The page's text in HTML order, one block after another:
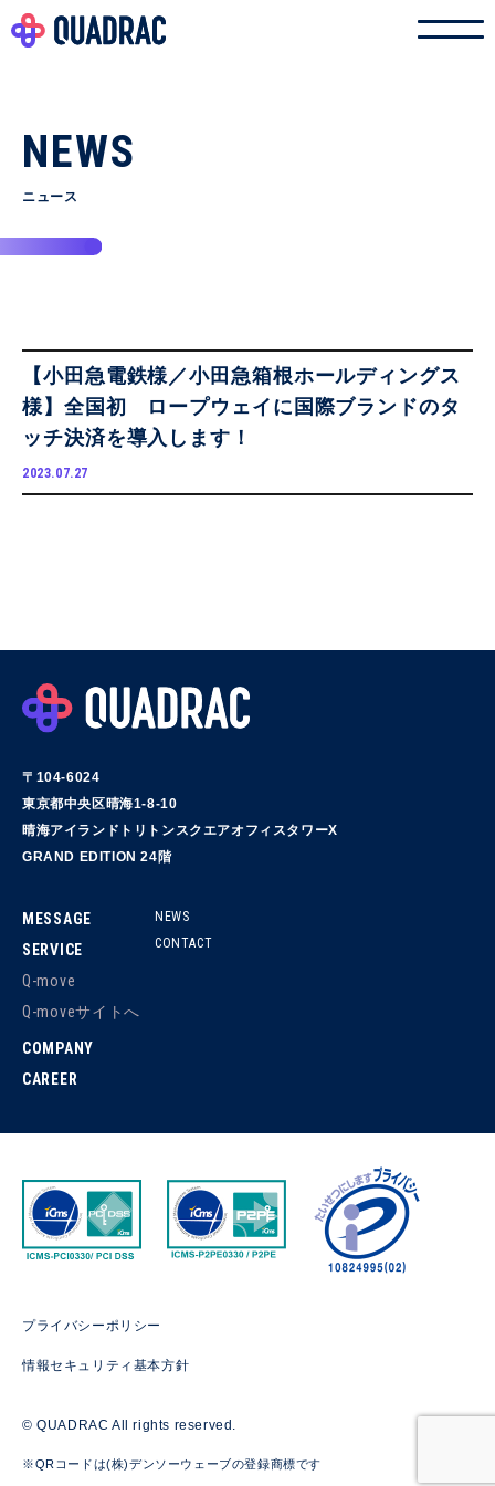
NEWS
ニュース
【小田急電鉄様／小田急箱根ホールディングス
様】全国初 ロープウェイに国際ブランドのタ
ッチ決済を導入します！
2023.07.27
〒104-6024
東京都中央区晴海1-8-10
晴海アイランドトリトンスクエアオフィスタワーX
GRAND EDITION 24階
MESSAGE
SERVICE
Q-move
Q-moveサイトへ
COMPANY
CAREER
NEWS
CONTACT
プライバシーポリシー
情報セキュリティ基本方針
© QUADRAC All rights reserved.
※QRコードは(株)デンソーウェーブの登録商標です